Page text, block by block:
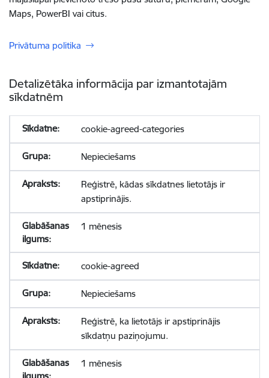
Maps, PowerBI vai citus.
Privātuma politika
Detalizētāka informācija par izmantotajām
sīkdatnēm
cookie-agreed-categories
Nepieciešams
Reģistrē, kādas sīkdatnes lietotājs ir
apstiprinājis.
1 mēnesis
cookie-agreed
Nepieciešams
Reģistrē, ka lietotājs ir apstiprinājis
sīkdatņu paziņojumu.
1 mēnesis